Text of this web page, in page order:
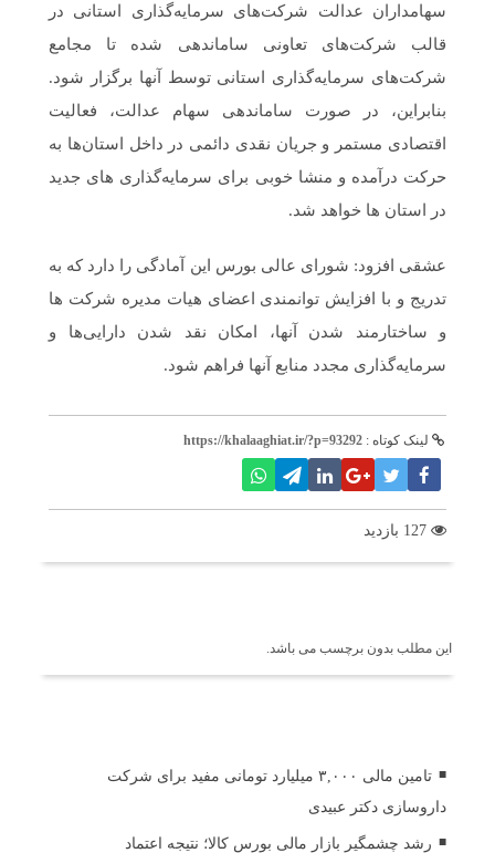
سهامداران عدالت شرکت‌های سرمایه‌گذاری استانی در
قالب شرکت‌های تعاونی ساماندهی شده تا مجامع
شرکت‌های سرمایه‌گذاری استانی توسط آنها برگزار شود.
بنابراین، در صورت ساماندهی سهام عدالت، فعالیت
اقتصادی مستمر و جریان نقدی دائمی در داخل استان‌ها به
حرکت درآمده و منشا خوبی برای سرمایه‌گذاری های جدید
در استان ها خواهد شد.
عشقی افزود: شورای عالی بورس این آمادگی را دارد که به
تدریج و با افزایش توانمندی اعضای هیات مدیره شرکت ها
و ساختارمند شدن آنها، امکان نقد شدن دارایی‌ها و
سرمایه‌گذاری مجدد منابع آنها فراهم شود.
لینک کوتاه : https://khalaaghiat.ir/?p=93292
این مطلب بدون برچسب می باشد.
تامین مالی ۳,۰۰۰ میلیارد تومانی مفید برای شرکت
داروسازی دکتر عبیدی
رشد چشمگیر بازار مالی بورس کالا؛ نتیجه اعتماد